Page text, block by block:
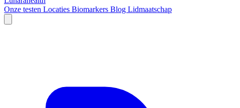
Onze testen Locaties Biomarkers Blog Lidmaatschap